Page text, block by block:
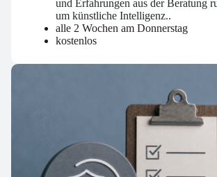
mit den neuesten Entwicklungen,
und Erfahrungen aus der Beratung
um künstliche Intelligenz..
alle 2 Wochen am Donnerstag